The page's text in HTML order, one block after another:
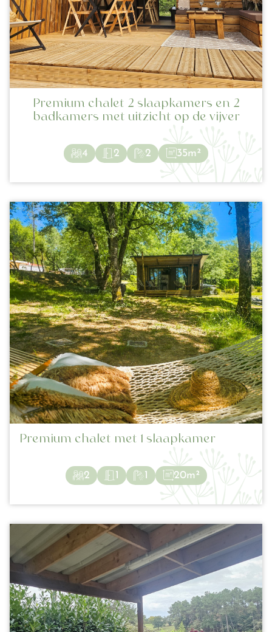
Premium chalet 2 slaapkamers en 2
badkamers met uitzicht op de vijver
4 2 2 35m²
Premium chalet met 1 slaapkamer
2 1 1 20m²